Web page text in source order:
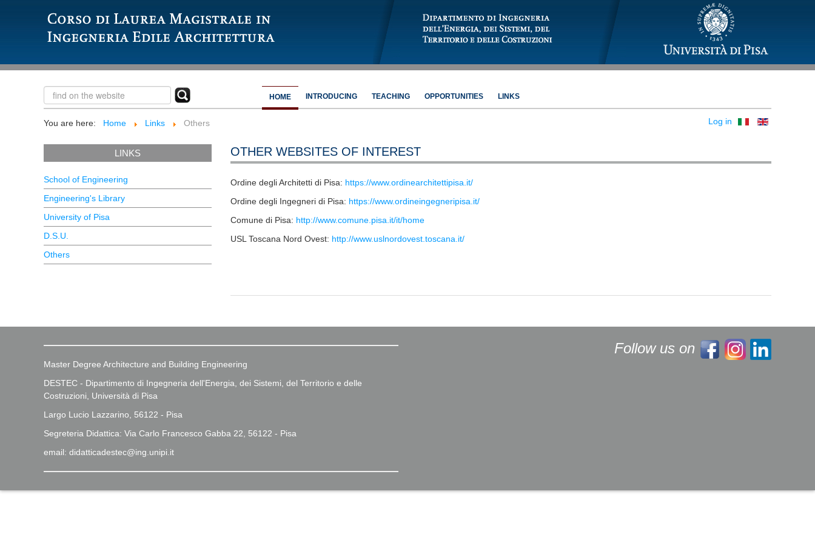
HOME INTRODUCING TEACHING OPPORTUNITIES LINKS
You are here: Home Links Others Log in
LINKS
School of Engineering
Engineering's Library
University of Pisa
D.S.U.
Others
OTHER WEBSITES OF INTEREST
Ordine degli Architetti di Pisa: https://www.ordinearchitettipisa.it/
Ordine degli Ingegneri di Pisa: https://www.ordineingegneripisa.it/
Comune di Pisa: http://www.comune.pisa.it/it/home
USL Toscana Nord Ovest: http://www.uslnordovest.toscana.it/
Master Degree Architecture and Building Engineering
DESTEC - Dipartimento di Ingegneria dell'Energia, dei Sistemi, del Territorio e delle
Costruzioni, Università di Pisa
Largo Lucio Lazzarino, 56122 - Pisa
Segreteria Didattica: Via Carlo Francesco Gabba 22, 56122 - Pisa
email: didatticadestec@ing.unipi.it
Follow us on